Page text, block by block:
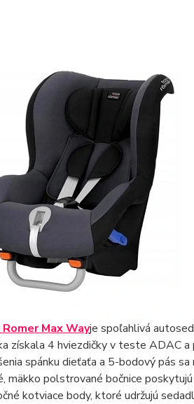
Max Wayje spoľahlivá
získala 4 hviezdičky v teste ADAC
spánku dieťaťa a 5-bodový pás
mäkko polstrované bočnice
kotviace body, ktoré udržujú